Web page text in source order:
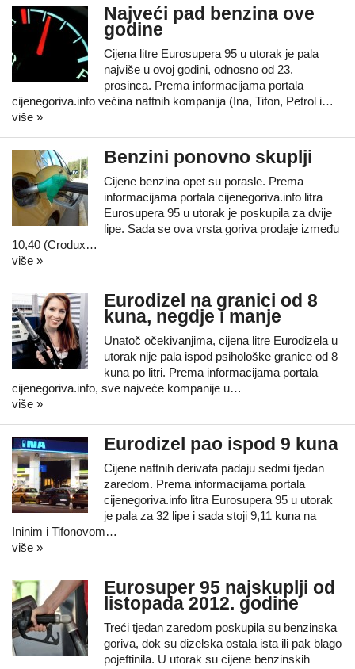
Najveći pad benzina ove
godine
Cijena litre Eurosupera 95 u utorak je pala
najviše u ovoj godini, odnosno od 23.
prosinca. Prema informacijama portala
cijenegoriva.info većina naftnih kompanija (Ina, Tifon, Petrol i…
više »
Benzini ponovno skuplji
Cijene benzina opet su porasle. Prema
informacijama portala cijenegoriva.info litra
Eurosupera 95 u utorak je poskupila za dvije
lipe. Sada se ova vrsta goriva prodaje između
10,40 (Crodux…
više »
Eurodizel na granici od 8
kuna, negdje i manje
Unatoč očekivanjima, cijena litre Eurodizela u
utorak nije pala ispod psihološke granice od 8
kuna po litri. Prema informacijama portala
cijenegoriva.info, sve najveće kompanije u…
više »
Eurodizel pao ispod 9 kuna
Cijene naftnih derivata padaju sedmi tjedan
zaredom. Prema informacijama portala
cijenegoriva.info litra Eurosupera 95 u utorak
je pala za 32 lipe i sada stoji 9,11 kuna na
Ininim i Tifonovom…
više »
Eurosuper 95 najskuplji od
listopada 2012. godine
Treći tjedan zaredom poskupila su benzinska
goriva, dok su dizelska ostala ista ili pak blago
pojeftinila. U utorak su cijene benzinskih